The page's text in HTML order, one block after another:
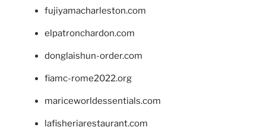
fujiyamacharleston.com
elpatronchardon.com
donglaishun-order.com
fiamc-rome2022.org
mariceworldessentials.com
lafisheriarestaurant.com